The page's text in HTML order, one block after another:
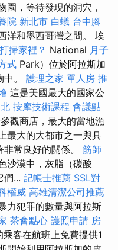
園，等待發現的洞穴，
院 新北市 白蟻 台中腳
洋和墨西哥灣之間。 埃
掃家裡？ National 月子
式 Park）位於阿拉斯加
。 護理之家 單人房 推
這是美國最大的國家公
按摩技術課程 會議點
觀商店，最大的當地漁
最大的大都市之一與具
常良好的關係。 筋師
沙漠中，灰脂（碳酸
們... 記帳士推薦 SSL對
權威 高雄清潔公司推薦
力犯罪的數量與阿拉斯
茶會點心 護照申請 房
乘客在航班上免費提供1